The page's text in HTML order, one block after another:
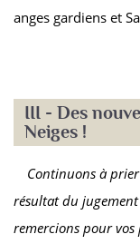
anges gardiens et
III - Des
Neiges !
Continuons à
résultat du jugement
remercions pour